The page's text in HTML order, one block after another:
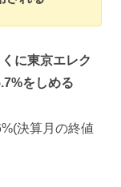
に東京エレク
をしめる
決算月の終値